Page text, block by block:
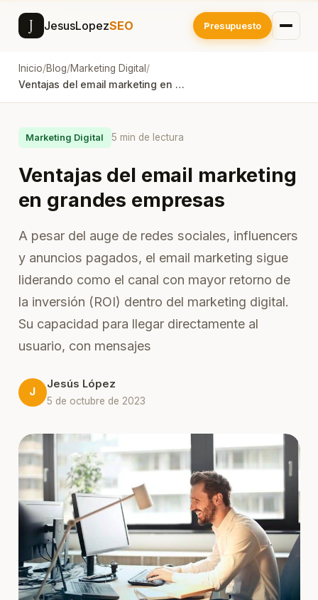
J JesusLopezSEO Presupuesto
Inicio/Blog/Marketing Digital /
Ventajas del email marketing en grandes empresas
Marketing Digital 5 min de lectura
Ventajas del email marketing
en grandes empresas
A pesar del auge de redes sociales, influencers
y anuncios pagados, el email marketing sigue
liderando como el canal con mayor retorno de
la inversión (ROI) dentro del marketing digital.
Su capacidad para llegar directamente al
usuario, con mensajes
J
Jesús López
5 de octubre de 2023